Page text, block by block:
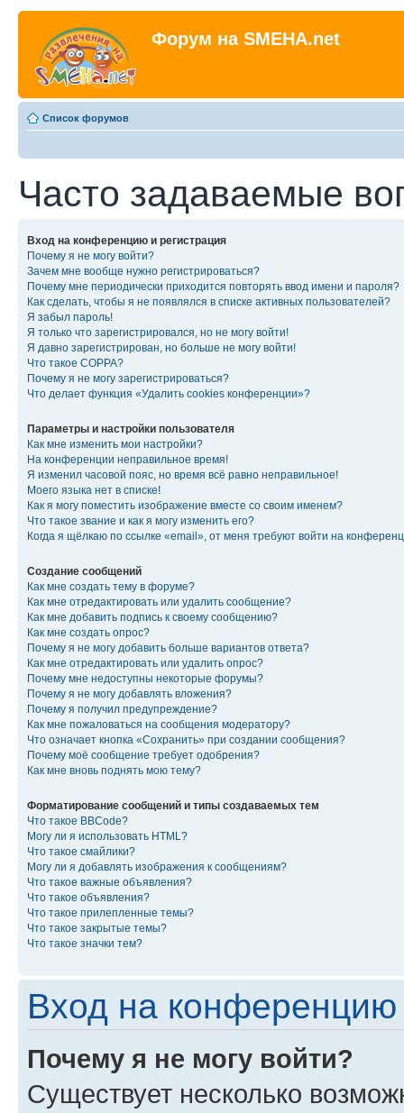
Форум на SMEHA.net
Список форумов
Часто задаваемые
Вход на конференцию и регистрация
Почему я не могу войти?
Зачем мне вообще нужно регистрироваться?
Почему мне периодически приходится повторять ввод имени и пароля?
Как сделать, чтобы я не появлялся в списке активных пользователей?
Я забыл пароль!
Я только что зарегистрировался, но не могу войти!
Я давно зарегистрирован, но больше не могу войти!
Что такое COPPA?
Почему я не могу зарегистрироваться?
Что делает функция «Удалить cookies конференции»?
Параметры и настройки пользователя
Как мне изменить мои настройки?
На конференции неправильное время!
Я изменил часовой пояс, но время всё равно неправильное!
Моего языка нет в списке!
Как я могу поместить изображение вместе со своим именем?
Что такое звание и как я могу изменить его?
Когда я щёлкаю по ссылке «email», от меня требуют войти на
Создание сообщений
Как мне создать тему в форуме?
Как мне отредактировать или удалить сообщение?
Как мне добавить подпись к своему сообщению?
Как мне создать опрос?
Почему я не могу добавить больше вариантов ответа?
Как мне отредактировать или удалить опрос?
Почему мне недоступны некоторые форумы?
Почему я не могу добавлять вложения?
Почему я получил предупреждение?
Как мне пожаловаться на сообщения модератору?
Что означает кнопка «Сохранить» при создании сообщения?
Почему моё сообщение требует одобрения?
Как мне вновь поднять мою тему?
Форматирование сообщений и типы создаваемых тем
Что такое BBCode?
Могу ли я использовать HTML?
Что такое смайлики?
Могу ли я добавлять изображения к сообщениям?
Что такое важные объявления?
Что такое объявления?
Что такое прилепленные темы?
Что такое закрытые темы?
Что такое значки тем?
Вход на конференцию
Почему я не могу войти?
Существует несколько